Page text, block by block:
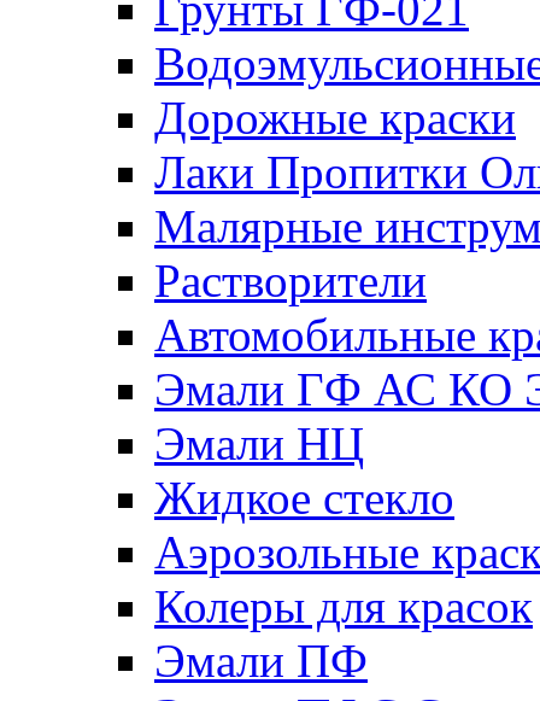
Дорожные краски
Лаки Пропитки
Малярные
Растворители
Автомобильные
Эмали ГФ АС КО
Эмали НЦ
Жидкое стекло
Аэрозольные
Колеры для красок
Эмали ПФ